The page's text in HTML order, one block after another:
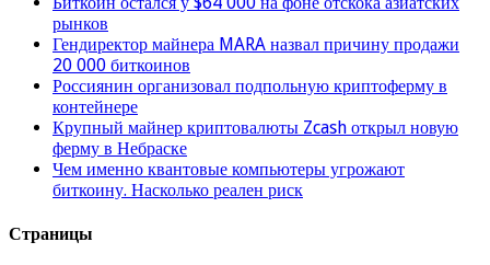
рынков
Гендиректор майнера MARA назвал причину продажи
20 000 биткоинов
Россиянин организовал подпольную криптоферму в
контейнере
Крупный майнер криптовалюты Zcash открыл новую
ферму в Небраске
Чем именно квантовые компьютеры угрожают
биткоину. Насколько реален риск
Страницы